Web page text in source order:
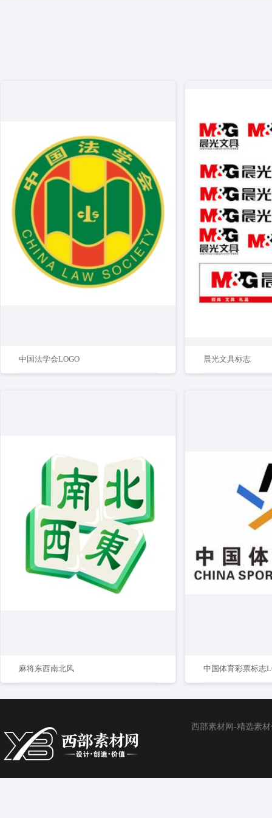
中国法学会LOGO 晨光文具标志
麻将东西南北风 中国体育彩票标志
西部素材网-精选素